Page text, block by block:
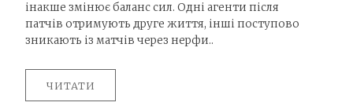
інакше змінює баланс сил. Одні агенти після
патчів отримують друге життя, інші поступово
зникають із матчів через нерфи..
ЧИТАТИ